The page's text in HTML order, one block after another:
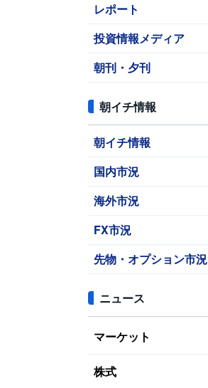
レポート
投資情報メディア
朝刊・夕刊
朝イチ情報
朝イチ情報
国内市況
海外市況
FX市況
先物・オプション市況
ニュース
マーケット
株式